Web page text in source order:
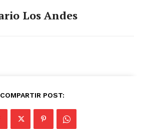
Los Andes
COMPARTIR POST: